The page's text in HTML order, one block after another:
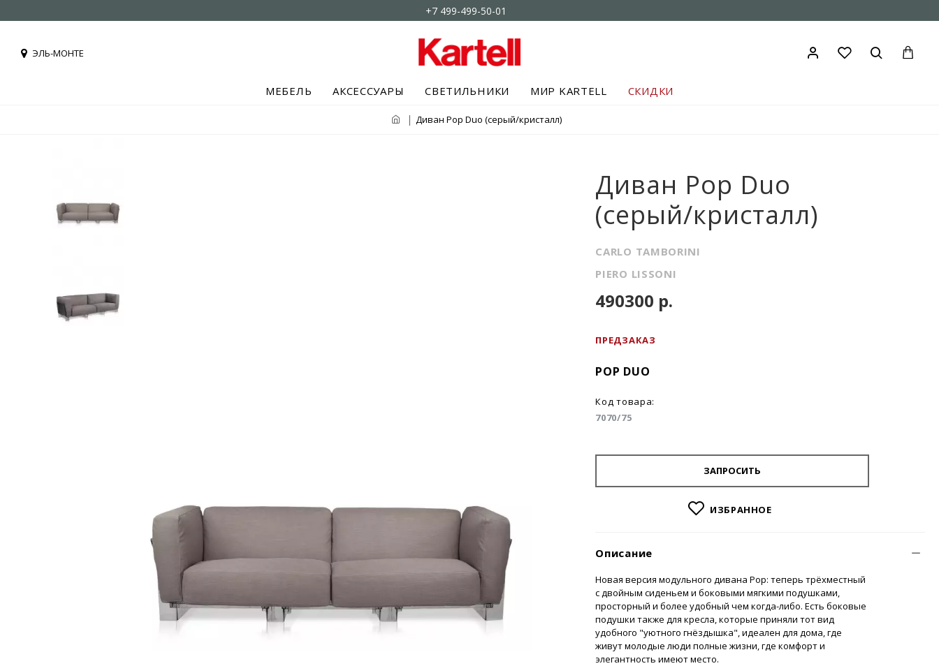
+7 499-499-50-01
ЭЛЬ-МОНТЕ
МЕБЕЛЬ АКСЕССУАРЫ СВЕТИЛЬНИКИ МИР KARTELL СКИДКИ
Диван Pop Duo (серый/кристалл)
Диван Pop Duo
(серый/кристалл)
CARLO TAMBORINI
PIERO LISSONI
ПРЕДЗАКАЗ
POP DUO
Код товара:
7070/75
490300 р.
ЗАПРОСИТЬ
ИЗБРАННОЕ
Описание
Новая версия модульного дивана Pop: теперь трёхместный
с двойным сиденьем и боковыми мягкими подушками,
просторный и более удобный чем когда-либо. Есть боковые
подушки также для кресла, которые приняли тот вид
удобного "уютного гнёздышка", идеален для дома, где
живут молодые люди полные жизни, где комфорт и
элегантность имеют место.